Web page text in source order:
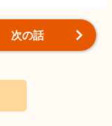
次の話